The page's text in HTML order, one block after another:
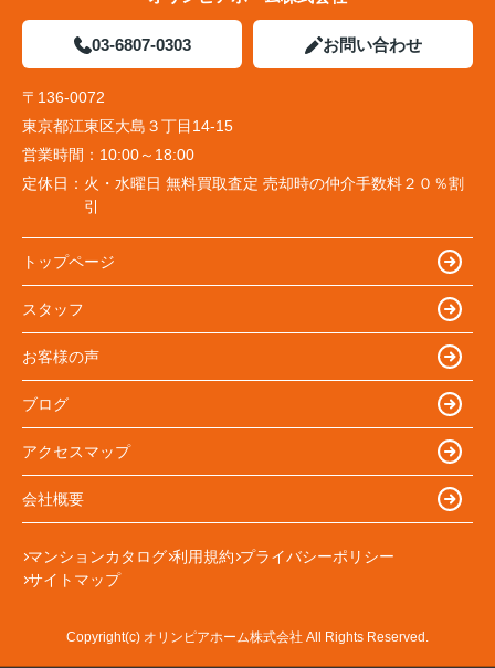
03-6807-0303 お問い合わせ
〒136-0072
東京都江東区大島３丁目14-15
営業時間： 10:00～18:00
定休日： 火・水曜日 無料買取査定 売却時の仲介手数料２０％割
引
トップページ
スタッフ
お客様の声
ブログ
アクセスマップ
会社概要
マンションカタログ 利用規約 プライバシーポリシー
サイトマップ
Copyright(c) オリンピアホーム株式会社 All Rights Reserved.